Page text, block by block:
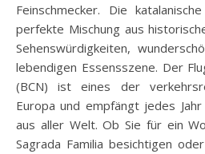
Feinschmecker. Die
perfekte Mischung aus
Sehenswürdigkeiten,
lebendigen Essensszene. Der
(BCN) ist eines der
Europa und empfängt jedes
aus aller Welt. Ob Sie für ein
Sagrada Familia besichtigen